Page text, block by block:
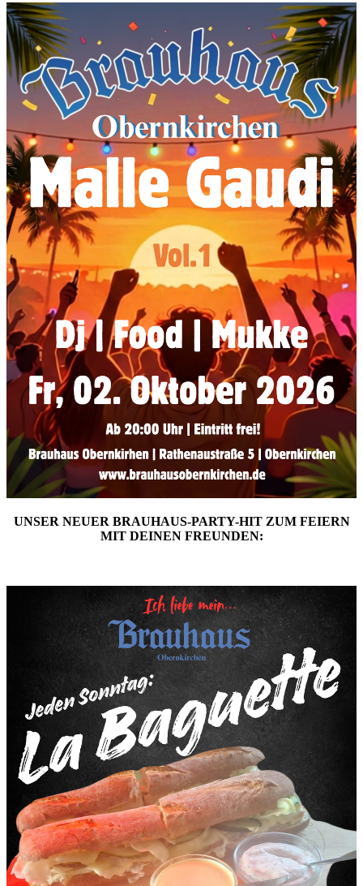
UNSER NEUER BRAUHAUS-PARTY-HIT ZUM FEIERN
MIT DEINEN FREUNDEN: